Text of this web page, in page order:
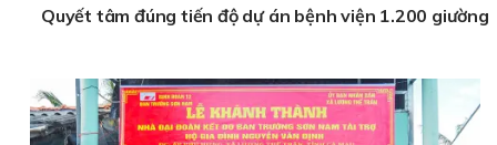
Quyết tâm đúng tiến độ dự án bệnh viện 1.200 giường